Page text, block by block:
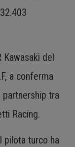
Kawasaki del
a conferma
tra
Racing.
pilota turco ha